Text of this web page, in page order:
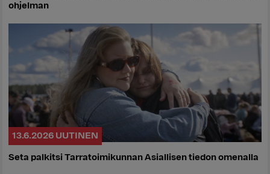
ohjelman
13.6.2026 UUTINEN
Seta palkitsi Tarratoimikunnan Asiallisen tiedon omenalla